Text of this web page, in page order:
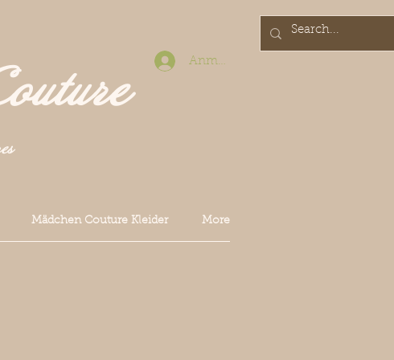
Anmelden
Mädchen Couture Kleider More